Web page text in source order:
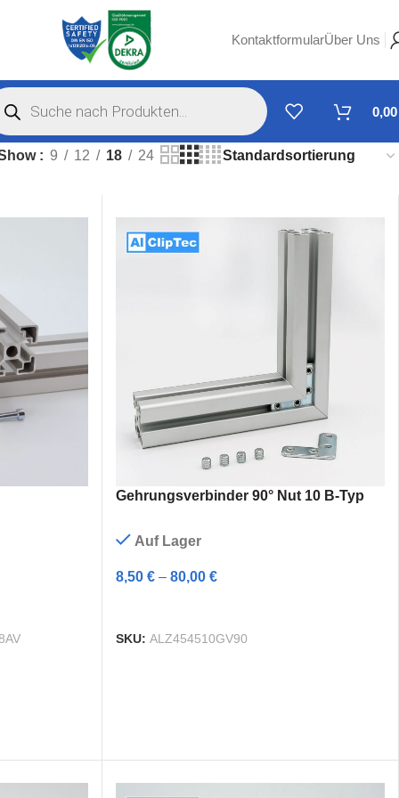
KontaktformularÜber Uns
9 12 18 24
Gehrungsverbinder 90° Nut 10 B-Typ
Auf Lager
8,50 € – 80,00 €
SKU: ALZ454510GV90